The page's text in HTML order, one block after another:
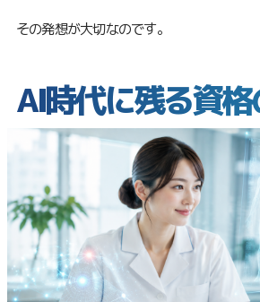
その発想が大切なのです。
AI時代に残る資